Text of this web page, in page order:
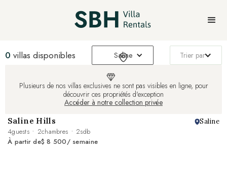
0 villas disponibles Saline Trier par
Plusieurs de nos villas exclusives ne sont pas visibles en ligne, pour
découvrir ces propriétés d'exception
Accéder à notre collection privée
Saline Hills
Saline
4guests 2chambres 2sdb
À partir de$ 8 500/ semaine